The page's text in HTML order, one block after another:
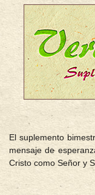
El suplemento
mensaje de
Cristo como Señor y